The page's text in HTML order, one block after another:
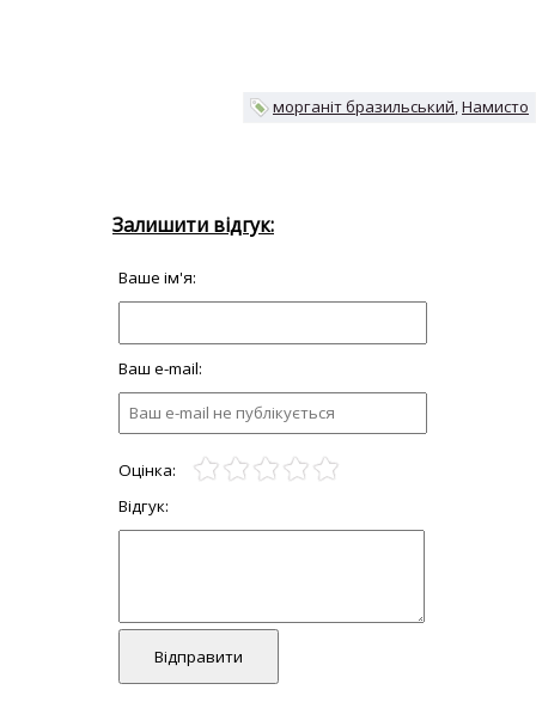
морганіт бразильський Намисто